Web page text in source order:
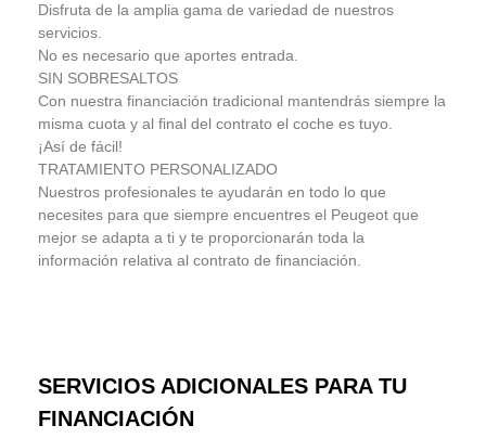
Disfruta de la amplia gama de variedad de nuestros
servicios.
No es necesario que aportes entrada.
SIN SOBRESALTOS
Con nuestra financiación tradicional mantendrás siempre la
misma cuota y al final del contrato el coche es tuyo.
¡Así de fácil!
TRATAMIENTO PERSONALIZADO
Nuestros profesionales te ayudarán en todo lo que
necesites para que siempre encuentres el Peugeot que
mejor se adapta a ti y te proporcionarán toda la
información relativa al contrato de financiación.
SERVICIOS ADICIONALES PARA TU
FINANCIACIÓN